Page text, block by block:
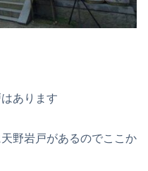
あります
野岩戸があるのでここか